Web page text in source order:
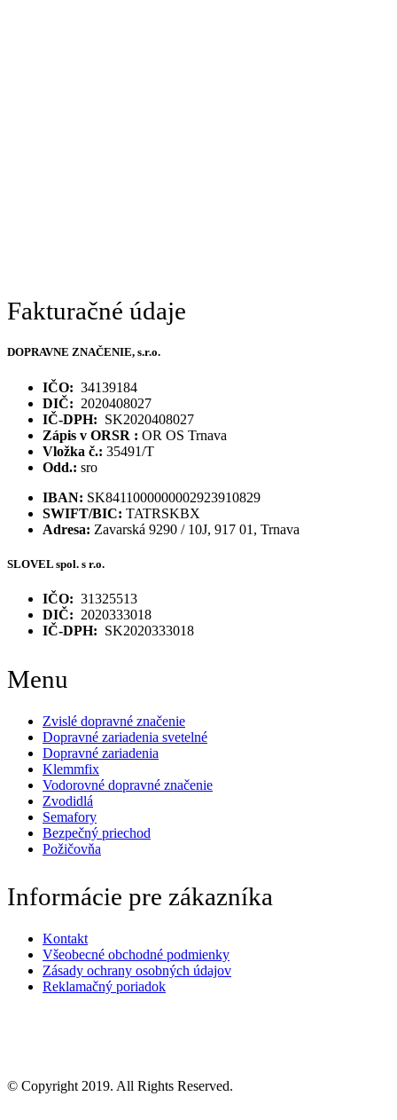
Fakturačné údaje
DOPRAVNE ZNAČENIE, s.r.o.
IČO: 34139184
DIČ: 2020408027
IČ-DPH: SK2020408027
Zápis v ORSR : OR OS Trnava
Vložka č.: 35491/T
Odd.: sro
IBAN: SK8411000000002923910829
SWIFT/BIC: TATRSKBX
Adresa: Zavarská 9290 / 10J, 917 01, Trnava
SLOVEL spol. s r.o.
IČO: 31325513
DIČ: 2020333018
IČ-DPH: SK2020333018
Menu
Zvislé dopravné značenie
Dopravné zariadenia svetelné
Dopravné zariadenia
Klemmfix
Vodorovné dopravné značenie
Zvodidlá
Semafory
Bezpečný priechod
Požičovňa
Informácie pre zákazníka
Kontakt
Všeobecné obchodné podmienky
Zásady ochrany osobných údajov
Reklamačný poriadok
© Copyright 2019. All Rights Reserved.